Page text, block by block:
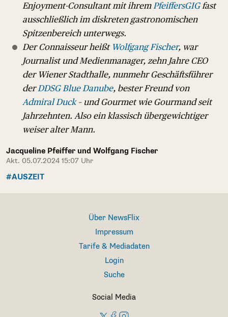
Enjoyment-Consultant mit ihremPfeiffersGIGfast
ausschließlich im diskreten gastronomischen
Spitzenbereich unterwegs.
Der Connaisseur heißt Wolfgang Fischer, war
Journalist und Medienmanager, zehn Jahre CEO
der Wiener Stadthalle, nunmehr Geschäftsführer
derDDSG Blue Danube, bester Freund von
Admiral Duck– und Gourmet wie Gourmand seit
Jahrzehnten. Also ein klassisch übergewichtiger
weiser alter Mann.
Jacqueline Pfeiffer und Wolfgang Fischer
Akt. 05.07.2024 15:07 Uhr
#AUSZEIT
Über NewsFlix
Impressum
Tarife & Mediadaten
Login
Suche
Social Media